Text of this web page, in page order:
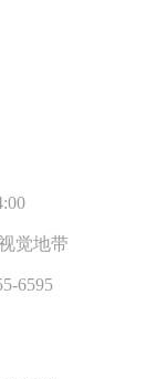
觉地带
6595